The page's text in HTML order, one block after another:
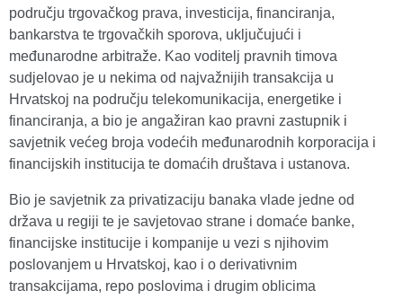
području trgovačkog prava, investicija, financiranja,
bankarstva te trgovačkih sporova, uključujući i
međunarodne arbitraže. Kao voditelj pravnih timova
sudjelovao je u nekima od najvažnijih transakcija u
Hrvatskoj na području telekomunikacija, energetike i
financiranja, a bio je angažiran kao pravni zastupnik i
savjetnik većeg broja vodećih međunarodnih korporacija i
financijskih institucija te domaćih društava i ustanova.
Bio je savjetnik za privatizaciju banaka vlade jedne od
država u regiji te je savjetovao strane i domaće banke,
financijske institucije i kompanije u vezi s njihovim
poslovanjem u Hrvatskoj, kao i o derivativnim
transakcijama, repo poslovima i drugim oblicima